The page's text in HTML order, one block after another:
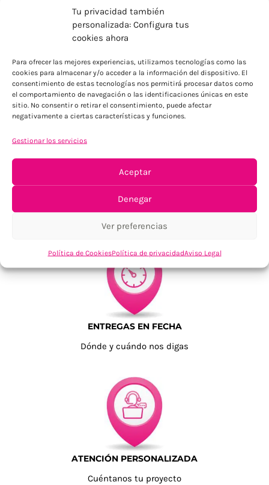
Tu privacidad también
personalizada: Configura tus
cookies ahora
Para ofrecer las mejores experiencias, utilizamos tecnologías como las
cookies para almacenar y/o acceder a la información del dispositivo. El
consentimiento de estas tecnologías nos permitirá procesar datos como
el comportamiento de navegación o las identificaciones únicas en este
sitio. No consentir o retirar el consentimiento, puede afectar
negativamente a ciertas características y funciones.
Gestionar los servicios
Aceptar
Denegar
Ver preferencias
Política de CookiesPolítica de privacidadAviso Legal
ENVÍOS ECONÓMICOS
Para Península, resto consultar
TU SATISFACCIÓN = LA NUESTRA
Tu confianza, nuestro objetivo
ENTREGAS EN FECHA
Dónde y cuándo nos digas
ATENCIÓN PERSONALIZADA
Cuéntanos tu proyecto